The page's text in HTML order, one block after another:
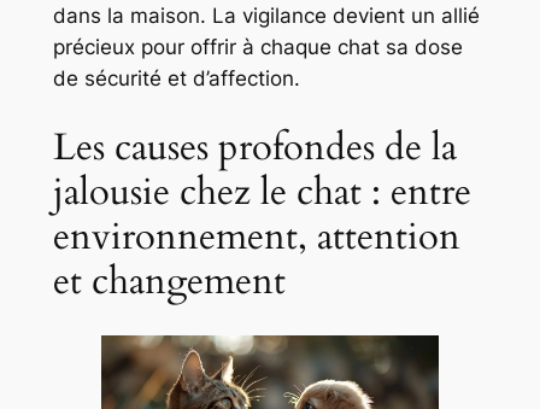
dans la maison. La vigilance devient un allié
précieux pour offrir à chaque chat sa dose
de sécurité et d’affection.
Les causes profondes de la
jalousie chez le chat : entre
environnement, attention
et changement